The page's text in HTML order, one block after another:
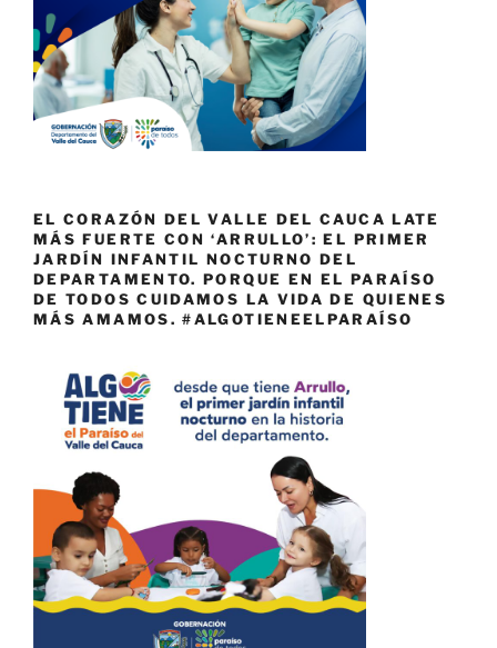
EL CORAZÓN DEL VALLE DEL CAUCA LATE
MÁS FUERTE CON ‘ARRULLO’: EL PRIMER
JARDÍN INFANTIL NOCTURNO DEL
DEPARTAMENTO. PORQUE EN EL PARAÍSO
DE TODOS CUIDAMOS LA VIDA DE QUIENES
MÁS AMAMOS. #ALGOTIENEELPARAÍSO